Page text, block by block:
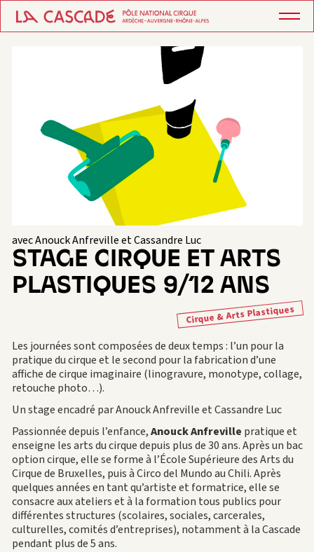
avec Anouck Anfreville et Cassandre Luc
STAGE CIRQUE ET ARTS
PLASTIQUES 9/12 ANS
Cirque & Arts Plastiques
Les journées sont composées de deux temps : l’un pour la
pratique du cirque et le second pour la fabrication d’une
affiche de cirque imaginaire (linogravure, monotype, collage,
retouche photo…).
Un stage encadré par Anouck Anfreville et Cassandre Luc
Passionnée depuis l’enfance,Anouck Anfreville pratique et
enseigne les arts du cirque depuis plus de 30 ans. Après un bac
option cirque, elle se forme à l’École Supérieure des Arts du
Cirque de Bruxelles, puis à Circo del Mundo au Chili. Après
quelques années en tant qu’artiste et formatrice, elle se
consacre aux ateliers et à la formation tous publics pour
différentes structures (scolaires, sociales, carcerales,
culturelles, comités d’entreprises), notamment à la Cascade
pendant plus de 5 ans.